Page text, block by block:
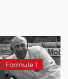
Formule 1